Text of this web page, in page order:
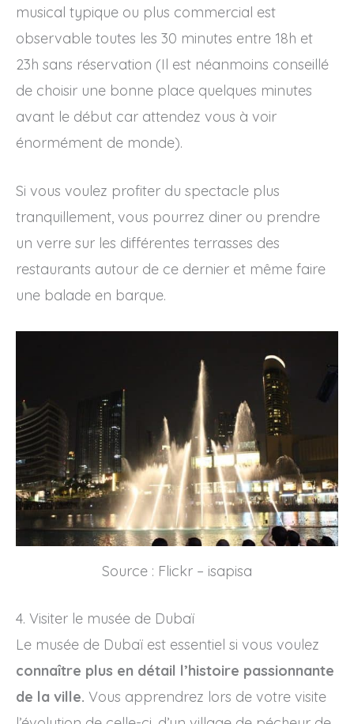
musical typique ou plus commercial est
observable toutes les 30 minutes entre 18h et
23h sans réservation (Il est néanmoins conseillé
de choisir une bonne place quelques minutes
avant le début car attendez vous à voir
énormément de monde).
Si vous voulez profiter du spectacle plus
tranquillement, vous pourrez diner ou prendre
un verre sur les différentes terrasses des
restaurants autour de ce dernier et même faire
une balade en barque.
Source : Flickr – isapisa
4. Visiter le musée de Dubaï
Le musée de Dubaï est essentiel si vous voulez
connaître plus en détail l’histoire passionnante
de la ville. Vous apprendrez lors de votre visite